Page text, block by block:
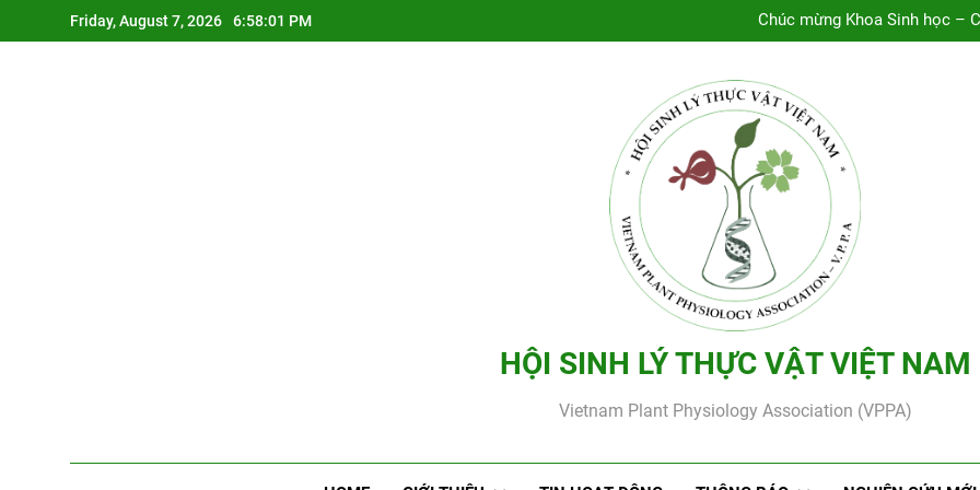
to
Friday, August 7, 2026 6:58:01 PM
Chúc mừng Khoa Sinh học –
Chúc mừng NCS Trần
Ứng dụng oligochitosan trong
Chúc mừng Khoa Sinh học –
Chúc mừng NCS Trần
Thông báo lớp tập huấn
HỘI SINH LÝ THỰC VẬT VIỆT NAM
Vietnam Plant Physiology Association (VPPA)